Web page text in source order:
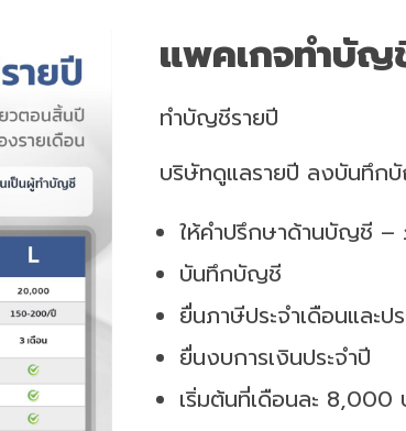
แพคเกจทำบัญ
ทำบัญชีรายปี
บริษัทดูแลรายปี ลงบันทึก
ให้คำปรึกษาด้านบัญชี –
บันทึกบัญชี
ยื่นภาษีประจำเดือนและป
ยื่นงบการเงินประจำปี
เริ่มต้นที่เดือนละ 8,000